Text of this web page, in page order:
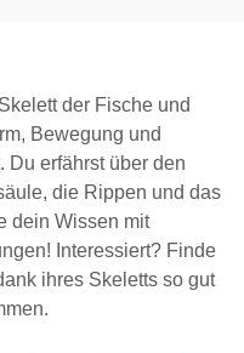
der Fische und
Bewegung und
Du erfährst über den
die Rippen und das
dein Wissen mit
Interessiert? Finde
ihres Skeletts so gut